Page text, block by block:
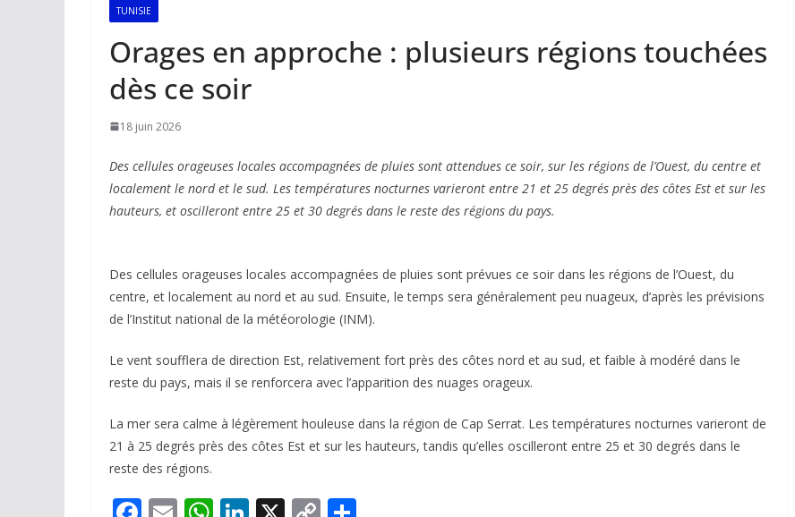
TUNISIE
Orages en approche : plusieurs régions touchées
dès ce soir
18 juin 2026
Des cellules orageuses locales accompagnées de pluies sont attendues ce soir, sur les régions de l’Ouest, du centre et
localement le nord et le sud. Les températures nocturnes varieront entre 21 et 25 degrés près des côtes Est et sur les
hauteurs, et oscilleront entre 25 et 30 degrés dans le reste des régions du pays.
Des cellules orageuses locales accompagnées de pluies sont prévues ce soir dans les régions de l’Ouest, du
centre, et localement au nord et au sud. Ensuite, le temps sera généralement peu nuageux, d’après les prévisions
de l’Institut national de la météorologie (INM).
Le vent soufflera de direction Est, relativement fort près des côtes nord et au sud, et faible à modéré dans le
reste du pays, mais il se renforcera avec l’apparition des nuages orageux.
La mer sera calme à légèrement houleuse dans la région de Cap Serrat. Les températures nocturnes varieront de
21 à 25 degrés près des côtes Est et sur les hauteurs, tandis qu’elles oscilleront entre 25 et 30 degrés dans le
reste des régions.